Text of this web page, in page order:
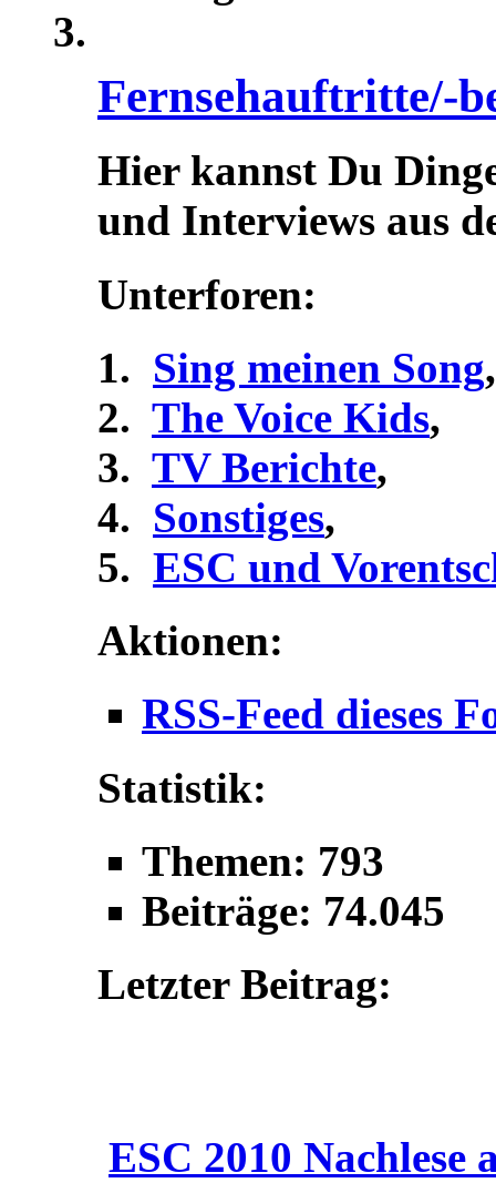
Fernsehauftritte/-
Hier kannst Du
und Interviews aus
Unterforen:
Sing meinen Song,
The Voice Kids,
TV Berichte,
Sonstiges,
ESC und
Aktionen:
RSS-Feed dieses
Statistik:
Themen: 793
Beiträge: 74.045
Letzter Beitrag:
ESC 2010 Nachlese